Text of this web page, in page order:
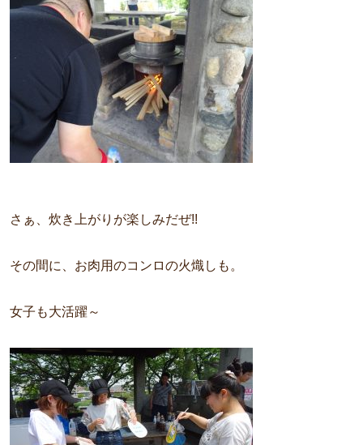
さぁ、炊き上がりが楽しみだぜ!!
その間に、お肉用のコンロの火熾しも。
女子も大活躍～